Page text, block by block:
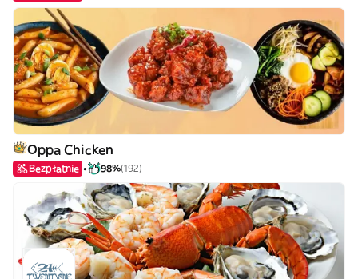
Oppa Chicken
Bezpłatnie 98%(192)